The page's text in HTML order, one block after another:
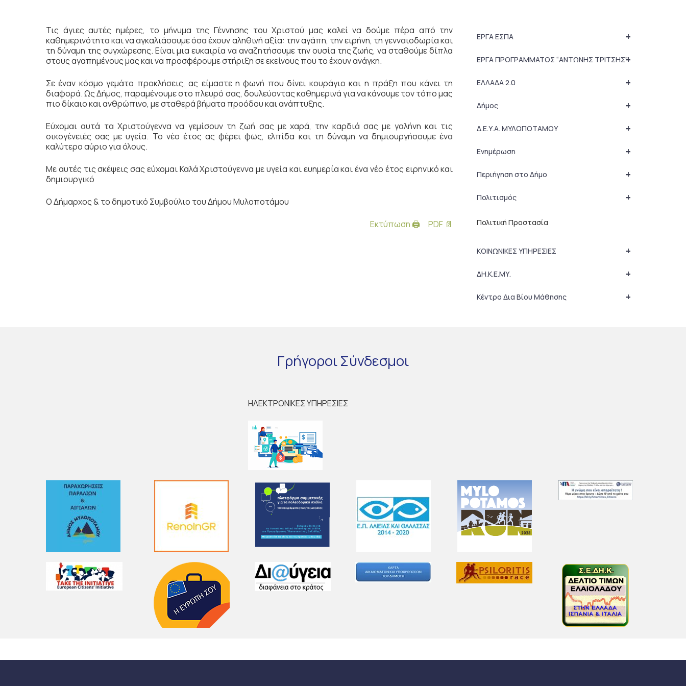
Τις άγιες αυτές ημέρες, το μήνυμα της Γέννησης του Χριστού μας καλεί να δούμε πέρα από την
καθημερινότητα και να αγκαλιάσουμε όσα έχουν αληθινή αξία: την αγάπη, την ειρήνη, τη γενναιοδωρία και
τη δύναμη της συγχώρεσης. Είναι μια ευκαιρία να αναζητήσουμε την ουσία της ζωής, να σταθούμε δίπλα
στους αγαπημένους μας και να προσφέρουμε στήριξη σε εκείνους που το έχουν ανάγκη.
Σε έναν κόσμο γεμάτο προκλήσεις, ας είμαστε η φωνή που δίνει κουράγιο και η πράξη που κάνει τη
διαφορά. Ως Δήμος, παραμένουμε στο πλευρό σας, δουλεύοντας καθημερινά για να κάνουμε τον τόπο μας
πιο δίκαιο και ανθρώπινο, με σταθερά βήματα προόδου και ανάπτυξης.
Εύχομαι αυτά τα Χριστούγεννα να γεμίσουν τη ζωή σας με χαρά, την καρδιά σας με γαλήνη και τις
οικογένειές σας με υγεία. Το νέο έτος ας φέρει φως, ελπίδα και τη δύναμη να δημιουργήσουμε ένα
καλύτερο αύριο για όλους.
Με αυτές τις σκέψεις σας εύχομαι Καλά Χριστούγεννα με υγεία και ευημερία και ένα νέο έτος ειρηνικό και
δημιουργικό
Ο Δήμαρχος & το δημοτικό Συμβούλιο του Δήμου Μυλοποτάμου
Εκτύπωση 🖨
PDF 📄
+
ΕΡΓΑ ΕΣΠΑ
+
ΕΡΓΑ ΠΡΟΓΡΑΜΜΑΤΟΣ “ΑΝΤΩΝΗΣ ΤΡΙΤΣΗΣ”
+
ΕΛΛΑΔΑ 2.0
+
Δήμος
+
Δ.Ε.Υ.Α. ΜΥΛΟΠΟΤΑΜΟΥ
+
Ενημέρωση
+
Περιήγηση στο Δήμο
+
Πολιτισμός
Πολιτική Προστασία
+
ΚΟΙΝΩΝΙΚΕΣ ΥΠΗΡΕΣΙΕΣ
+
ΔΗ.Κ.Ε.ΜΥ.
+
Κέντρο Δια Βίου Μάθησης
ΓρήγοροιΣύνδεσμοι
ΗΛΕΚΤΡΟΝΙΚΕΣ ΥΠΗΡΕΣΙΕΣ